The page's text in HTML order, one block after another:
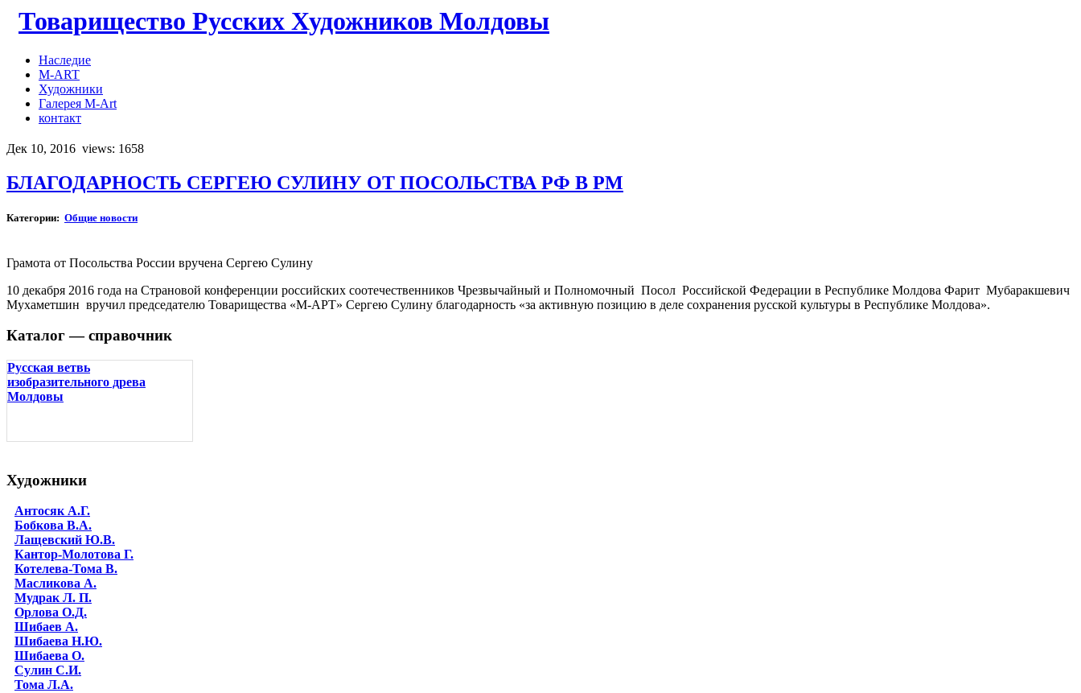
Товарищество Русских Художников Молдовы
Наследие
M-ART
Художники
Галерея M-Art
контакт
Дек 10, 2016 views: 1658
БЛАГОДАРНОСТЬ СЕРГЕЮ СУЛИНУ ОТ ПОСОЛЬСТВА РФ В РМ
Категории: Общие новости
Грамота от Посольства России вручена Сергею Сулину
10 декабря 2016 года на Страновой конференции российских соотечественников Чрезвычайный и Полномочный Посол Российской Федерации в Республике Молдова Фарит Мубаракшевич
Мухаметшин вручил председателю Товарищества «М-АРТ» Сергею Сулину благодарность «за активную позицию в деле сохранения русской культуры в Республике Молдова».
Каталог — справочник
Русская ветвь
изобразительного древа
Молдовы
Художники
Антосяк А.Г.
Бобкова В.А.
Лащевский Ю.В.
Кантор-Молотова Г.
Котелева-Тома В.
Масликова А.
Мудрак Л. П.
Орлова О.Д.
Шибаев А.
Шибаева Н.Ю.
Шибаева O.
Сулин С.И.
Тома Л.А.